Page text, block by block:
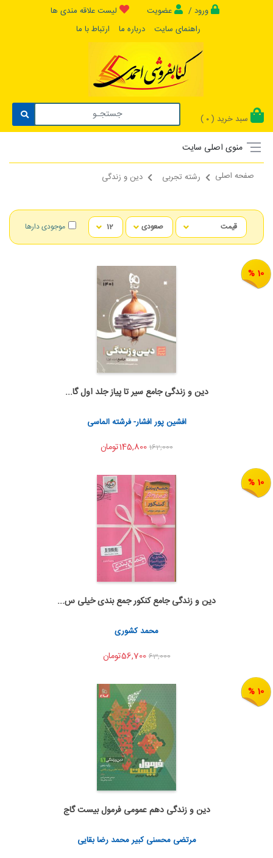
ورود / عضویت
لیست علاقه مندی ها
راهنمای سایت
درباره ما ارتباط با ما
سبد خرید ( 0
)
منوی اصلی سایت
صفحه اصلی رشته تجربی دین و زندگی
موجودی دارها
10 %
اضافه به سبد خرید
اشتراک گذاری
دین و زندگی جامع سیر تا پیاز جلد اول گا...
افشین پور افشار- فرشته الماسی
162,000145,800تومان
10 %
اضافه به سبد خرید
اشتراک گذاری
دین و زندگی جامع کنکور جمع بندی خیلی س...
محمد کشوری
63,00056,700تومان
10 %
اضافه به سبد خرید
اشتراک گذاری
دین و زندگی دهم عمومی فرمول بیست گاج
مرتضی محسنی کبیر محمد رضا بقایی